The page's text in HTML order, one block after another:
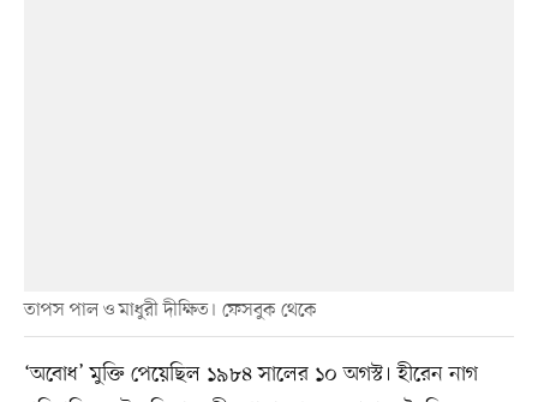
তাপস পাল ও মাধুরী দীক্ষিত। ফেসবুক থেকে
‘অবোধ’ মুক্তি পেয়েছিল ১৯৮৪ সালের ১০ অগস্ট। হীরেন নাগ